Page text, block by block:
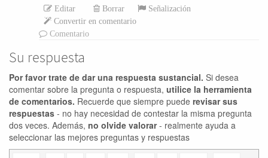
Editar Borrar
Señalización
Convertir en comentario
Comentario
Su respuesta
Por favor trate de dar una respuesta sustancial. Si desea
comentar sobre la pregunta o respuesta, utilice la herramienta
de comentarios. Recuerde que siempre puede revisar sus
respuestas - no hay necesidad de contestar la misma pregunta
dos veces. Además, no olvide valorar- realmente ayuda a
seleccionar las mejores preguntas y respuestas